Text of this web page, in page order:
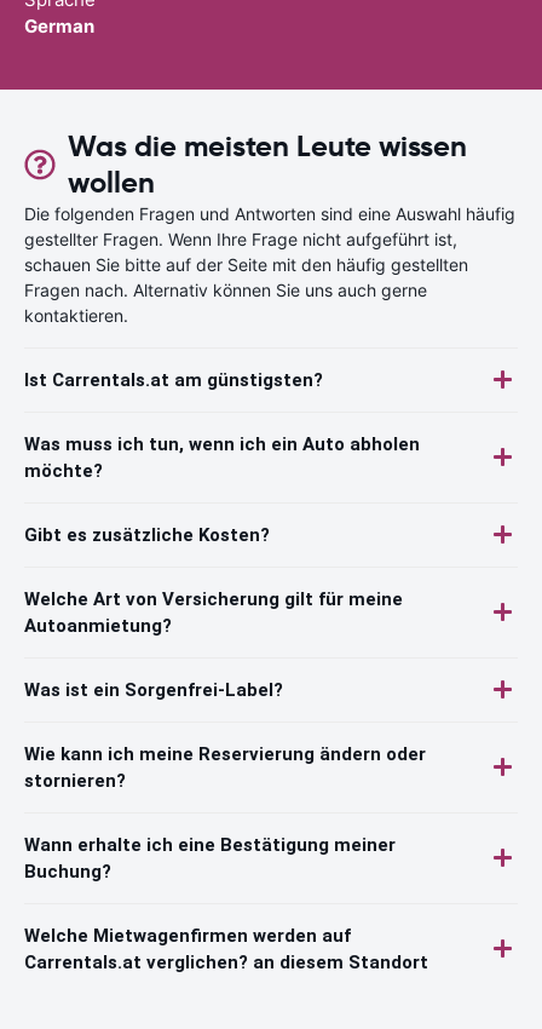
German
Was die meisten Leute wissen
wollen
Die folgenden Fragen und Antworten sind eine Auswahl häufig
gestellter Fragen. Wenn Ihre Frage nicht aufgeführt ist,
schauen Sie bitte auf der Seite mit den häufig gestellten
Fragen nach. Alternativ können Sie uns auch gerne
kontaktieren.
Ist Carrentals.at am günstigsten?
Was muss ich tun, wenn ich ein Auto abholen
möchte?
Gibt es zusätzliche Kosten?
Welche Art von Versicherung gilt für meine
Autoanmietung?
Was ist ein Sorgenfrei-Label?
Wie kann ich meine Reservierung ändern oder
stornieren?
Wann erhalte ich eine Bestätigung meiner
Buchung?
Welche Mietwagenfirmen werden auf
Carrentals.at verglichen? an diesem Standort